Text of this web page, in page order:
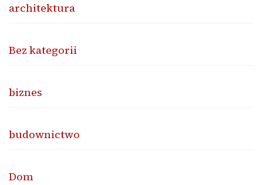
architektura
Bez kategorii
biznes
budownictwo
Dom